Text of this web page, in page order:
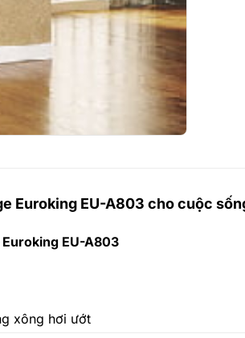
Euroking EU-A803 cho cuộc
EU-A803
xông hơi ướt